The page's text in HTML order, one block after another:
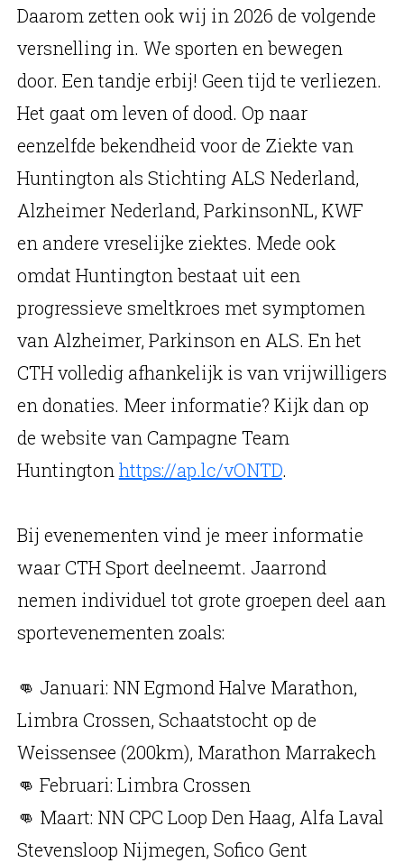
Daarom zetten ook wij in 2026 de volgende
versnelling in. We sporten en bewegen
door. Een tandje erbij! Geen tijd te verliezen.
Het gaat om leven of dood. Op naar
eenzelfde bekendheid voor de Ziekte van
Huntington als Stichting ALS Nederland,
Alzheimer Nederland, ParkinsonNL, KWF
en andere vreselijke ziektes. Mede ook
omdat Huntington bestaat uit een
progressieve smeltkroes met symptomen
van Alzheimer, Parkinson en ALS. En het
CTH volledig afhankelijk is van vrijwilligers
en donaties. Meer informatie? Kijk dan op
de website van Campagne Team
Huntington https://ap.lc/vONTD.
Bij evenementen vind je meer informatie
waar CTH Sport deelneemt. Jaarrond
nemen individuel tot grote groepen deel aan
sportevenementen zoals:
👊 Januari: NN Egmond Halve Marathon,
Limbra Crossen, Schaatstocht op de
Weissensee (200km), Marathon Marrakech
👊 Februari: Limbra Crossen
👊 Maart: NN CPC Loop Den Haag, Alfa Laval
Stevensloop Nijmegen, Sofico Gent